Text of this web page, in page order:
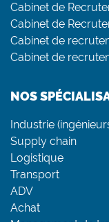
Cabinet de
Cabinet de
Cabinet de
Cabinet de
NOS
Industrie
Supply chain
Logistique
Transport
ADV
Achat